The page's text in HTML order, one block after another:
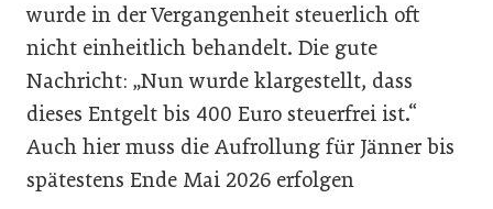
wurde in der Vergangenheit steuerlich oft
nicht einheitlich behandelt. Die gute
Nachricht: „Nun wurde klargestellt, dass
dieses Entgelt bis 400 Euro steuerfrei ist.“
Auch hier muss die Aufrollung für Jänner bis
spätestens Ende Mai 2026 erfolgen